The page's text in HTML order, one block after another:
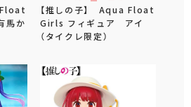
馬か
【推しの子】 Aqua Float
Girls フィギュア アイ
（タイクレ限定）